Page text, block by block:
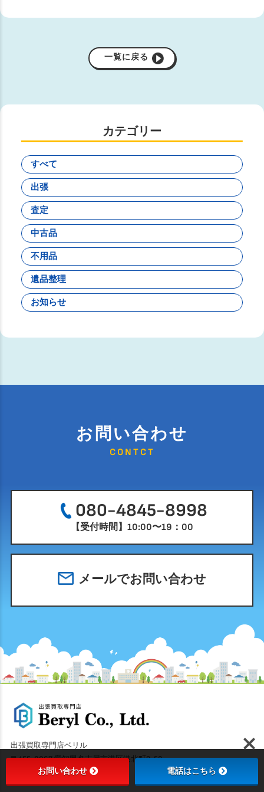
一覧に戻る
カテゴリー
すべて
出張
査定
中古品
不用品
遺品整理
お知らせ
お問い合わせ
CONTCT
080-4845-8998
【受付時間】10:00〜19：00
メールでお問い合わせ
出張買取専門店ベリル
〒455-0067 愛知県名古屋市港区港北町3-52
TEL:080-4845-8998
お問い合わせ 電話はこちら